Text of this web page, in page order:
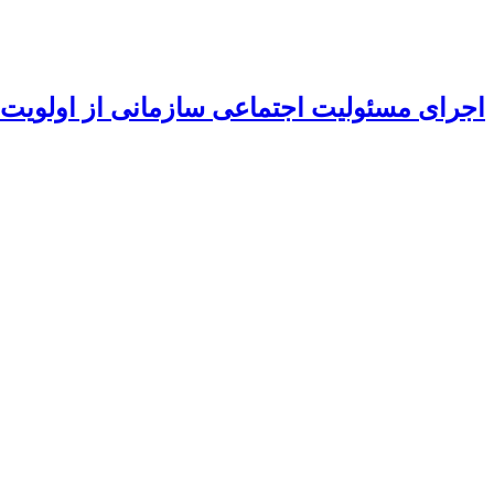
اجرای مسئولیت اجتماعی سازمانی از